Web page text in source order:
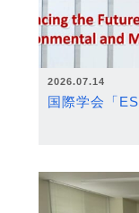
2026.07.14
国際学会「